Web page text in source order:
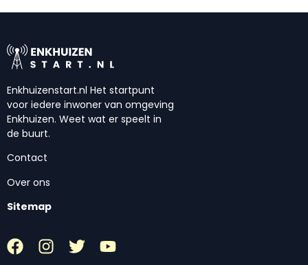
Enkhuizenstart.nl Het startpunt
voor iedere inwoner van omgeving
Enkhuizen. Weet wat er speelt in
de buurt.
Contact
Over ons
Sitemap